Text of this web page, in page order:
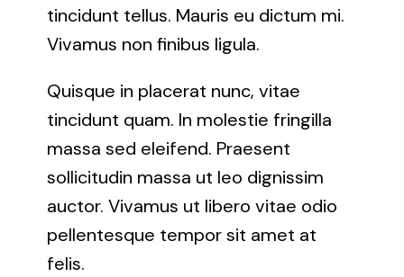
tincidunt tellus. Mauris eu dictum mi.
Vivamus non finibus ligula.
Quisque in placerat nunc, vitae
tincidunt quam. In molestie fringilla
massa sed eleifend. Praesent
sollicitudin massa ut leo dignissim
auctor. Vivamus ut libero vitae odio
pellentesque tempor sit amet at
felis.